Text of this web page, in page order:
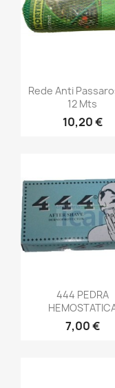
Rede Anti
12 Mts
10,20 €
444 PEDRA
7,00 €